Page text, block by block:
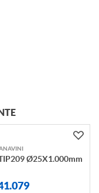
Ø25X1.000mm